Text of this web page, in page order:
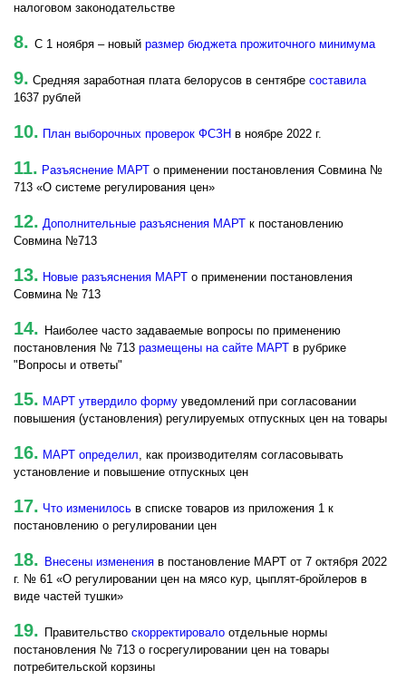
налоговом законодательстве
8. С 1 ноября – новый размер бюджета прожиточного минимума
9. Средняя заработная плата белорусов в сентябре составила
1637 рублей
10. План выборочных проверок ФСЗН в ноябре 2022 г.
11. Разъяснение МАРТ о применении постановления Совмина №
713 «О системе регулирования цен»
12. Дополнительные разъяснения МАРТ к постановлению
Совмина №713
13. Новые разъяснения МАРТ о применении постановления
Совмина № 713
14. Наиболее часто задаваемые вопросы по применению
постановления № 713 размещены на сайте МАРТ в рубрике
"Вопросы и ответы"
15. МАРТ утвердило форму уведомлений при согласовании
повышения (установления) регулируемых отпускных цен на товары
16. МАРТ определил, как производителям согласовывать
установление и повышение отпускных цен
17. Что изменилось в списке товаров из приложения 1 к
постановлению о регулировании цен
18. Внесены изменения в постановление МАРТ от 7 октября 2022
г. № 61 «О регулировании цен на мясо кур, цыплят-бройлеров в
виде частей тушки»
19. Правительство скорректировало отдельные нормы
постановления № 713 о госрегулировании цен на товары
потребительской корзины